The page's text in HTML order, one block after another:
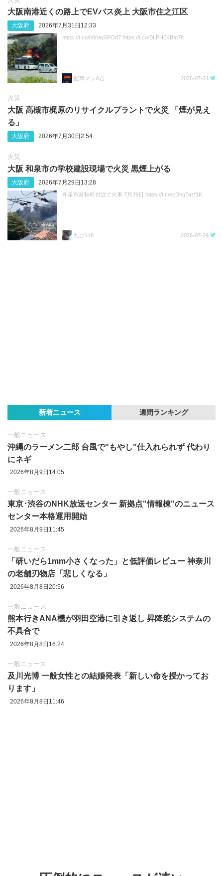
大阪南港近くの路上でEVバス炎上 大阪市住之江区
大阪府 2026年7月31日12:33
https://t.co/h8nay5POd7 https://t.co/BLPHE4Bm7h
配車マンA君 2026-07-31
火災
大阪 高槻市梶原のリサイクルプラントで火災 「煙が見え
る」
大阪府 2026年7月30日2:54
火災
大阪 和泉市の学校建設現場で火災 黒煙上がる
大阪府 2026年7月29日13:28
和泉市富秋町付近で火事 7月29日 https://t.co/zDhgTazf1K
ちび148 2026-07-29
新着ニュース 週間ランキング
一般ニュース
沖縄のラーメン二郎 台風で"もやし"仕入れられず 代わり
にネギ
2026年8月9日14:05
一般ニュース
東京‪･‬渋谷のNHK放送センター 新拠点"情報棟"のニュース
センター本格運用開始
2026年8月9日11:45
一般ニュース
「研いだら1mm小さくなった」と低評価レビュー 神奈川
の老舗刃物店「悲しくなる」
2026年8月8日20:56
一般ニュース
熊本行きANA機が羽田空港に引き返し 昇降舵システムの
不具合で
2026年8月8日16:24
一般ニュース
及川光博 一般女性との結婚発表「新しい命を授かってお
ります」
2026年8月8日11:46